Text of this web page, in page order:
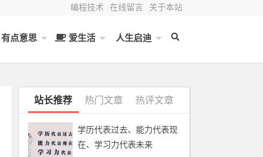
编程技术 在线留言 关于本站
有点意思 爱生活 人生启迪
站长推荐 热门文章 热评文章
学历代表过去、能力代表现
在、学习力代表未来